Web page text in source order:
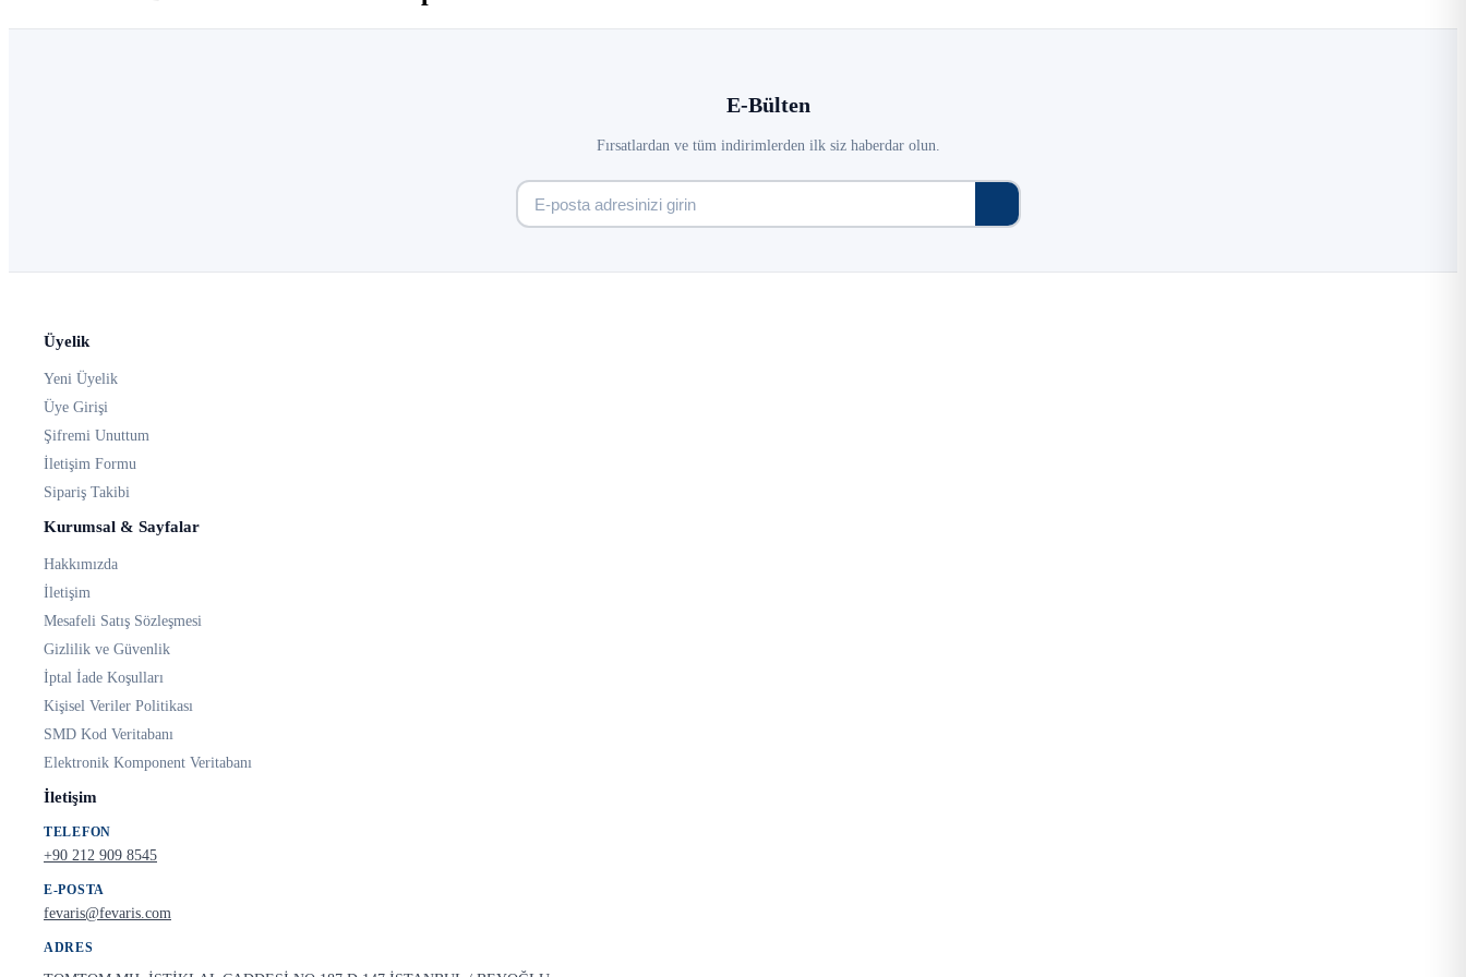
E-Bülten
Fırsatlardan ve tüm indirimlerden ilk siz haberdar olun.
Üyelik
Yeni Üyelik
Üye Girişi
Şifremi Unuttum
İletişim Formu
Sipariş Takibi
Kurumsal & Sayfalar
Hakkımızda
İletişim
Mesafeli Satış Sözleşmesi
Gizlilik ve Güvenlik
İptal İade Koşulları
Kişisel Veriler Politikası
SMD Kod Veritabanı
Elektronik Komponent Veritabanı
İletişim
TELEFON
+90 212 909 8545
E-POSTA
fevaris@fevaris.com
ADRES